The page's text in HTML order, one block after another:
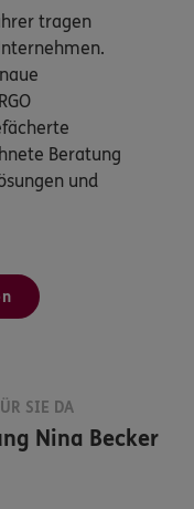
tragen
Beratung
und
SIE DA
Nina Becker